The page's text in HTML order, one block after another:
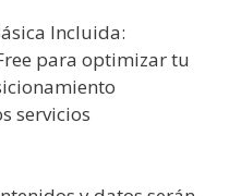
Incluida:
para optimizar tu
servicios